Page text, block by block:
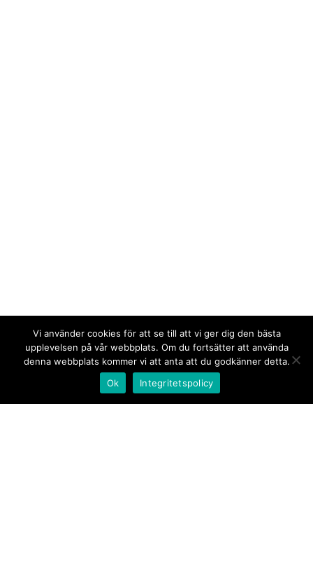
Vi använder cookies för att se till att vi ger dig den bästa
upplevelsen på vår webbplats. Om du fortsätter att använda
denna webbplats kommer vi att anta att du godkänner detta.
Ok
Integritetspolicy